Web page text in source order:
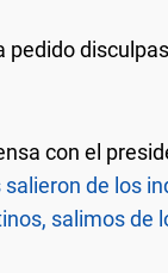
pedido
con el
de los
salimos de